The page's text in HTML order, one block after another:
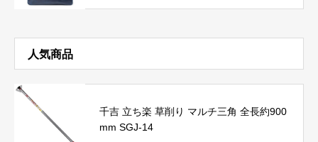
人気商品
千吉 立ち楽 草削り マルチ三角 全長約900
mm SGJ-14